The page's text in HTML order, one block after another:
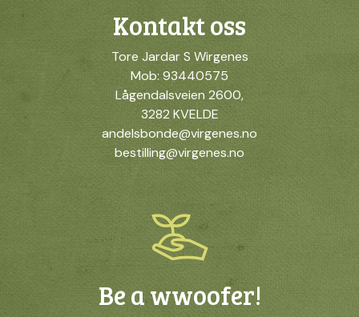
Kontakt oss
Tore Jardar S Wirgenes
Mob: 93440575
Lågendalsveien 2600,
3282 KVELDE
andelsbonde@virgenes.no
bestilling@virgenes.no
Be a wwoofer!